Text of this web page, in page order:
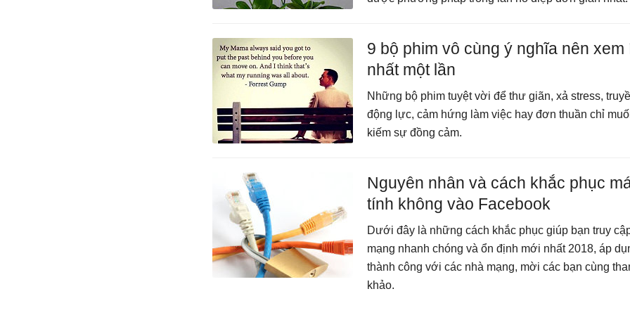
9 bộ phim vô cùng ý nghĩa nên xem
nhất một lần
Những bộ phim tuyệt vời để thư giãn, xả stress,
động lực, cảm hứng làm việc hay đơn thuần chỉ
kiếm sự đồng cảm.
Nguyên nhân và cách khắc phục
tính không vào Facebook
Dưới đây là những cách khắc phục giúp bạn truy
mạng nhanh chóng và ổn định mới nhất 2018, áp
thành công với các nhà mạng, mời các bạn cùng
khảo.